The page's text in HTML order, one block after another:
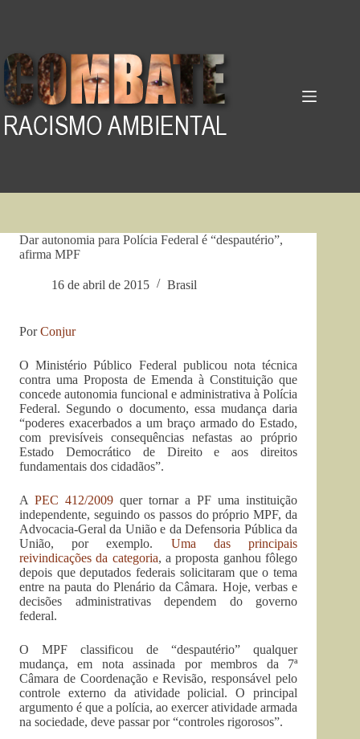
Dar autonomia para Polícia Federal é “despautério”,
afirma MPF
16 de abril de 2015 Brasil
PorConjur
O Ministério Público Federal publicou nota técnica
contra uma Proposta de Emenda à Constituição que
concede autonomia funcional e administrativa à Polícia
Federal. Segundo o documento, essa mudança daria
“poderes exacerbados a um braço armado do Estado,
com previsíveis consequências nefastas ao próprio
Estado Democrático de Direito e aos direitos
fundamentais dos cidadãos”.
APEC 412/2009 quer tornar a PF uma instituição
independente, seguindo os passos do próprio MPF, da
Advocacia-Geral da União e da Defensoria Pública da
União, por exemplo. Uma das principais
reivindicações da categoria, a proposta ganhou fôlego
depois que deputados federais solicitaram que o tema
entre na pauta do Plenário da Câmara. Hoje, verbas e
decisões administrativas dependem do governo
federal.
O MPF classificou de “despautério” qualquer
mudança, em nota assinada por membros da 7ª
Câmara de Coordenação e Revisão, responsável pelo
controle externo da atividade policial. O principal
argumento é que a polícia, ao exercer atividade armada
na sociedade, deve passar por “controles rigorosos”.